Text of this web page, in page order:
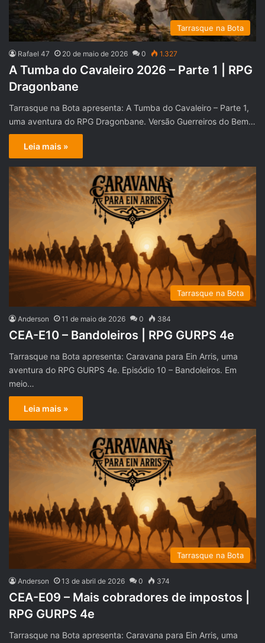
Tarrasque na Bota
Rafael 47 20 de maio de 2026 0 1.327
A Tumba do Cavaleiro 2026 – Parte 1 | RPG
Dragonbane
Tarrasque na Bota apresenta: A Tumba do Cavaleiro – Parte 1,
uma aventura do RPG Dragonbane. Versão Guerreiros do Bem…
Leia mais »
Tarrasque na Bota
Anderson 11 de maio de 2026 0 384
CEA-E10 – Bandoleiros | RPG GURPS 4e
Tarrasque na Bota apresenta: Caravana para Ein Arris, uma
aventura do RPG GURPS 4e. Episódio 10 – Bandoleiros. Em
meio…
Leia mais »
Tarrasque na Bota
Anderson 13 de abril de 2026 0 374
CEA-E09 – Mais cobradores de impostos |
RPG GURPS 4e
Tarrasque na Bota apresenta: Caravana para Ein Arris, uma